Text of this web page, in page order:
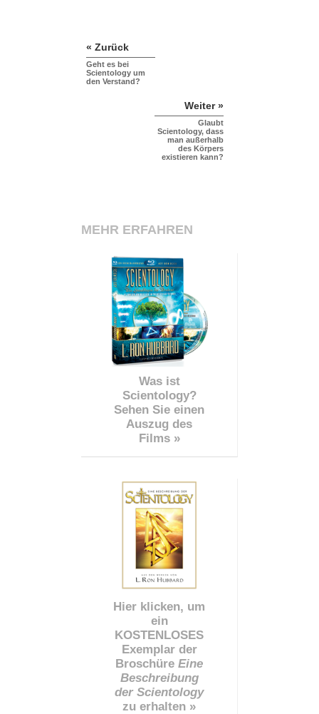
« Zurück
Geht es bei
Scientology um
den Verstand?
Weiter »
Glaubt
Scientology, dass
man außerhalb
des Körpers
existieren kann?
MEHR ERFAHREN
Was ist
Scientology?
Sehen Sie einen
Auszug des
Films »
Hier klicken, um
ein
KOSTENLOSES
Exemplar der
Broschüre Eine
Beschreibung
der Scientology
zu erhalten »